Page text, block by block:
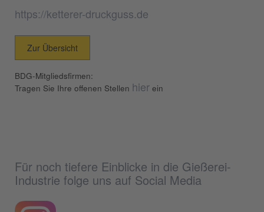
https://ketterer-druckguss.de
Zur Übersicht
BDG-Mitgliedsfirmen:
Tragen Sie Ihre offenen Stellen hier ein
Für noch tiefere Einblicke in die Gießerei-
Industrie folge uns auf Social Media